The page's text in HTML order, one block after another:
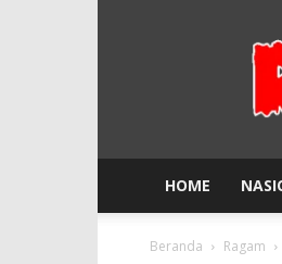
HOME
Beranda Ragam